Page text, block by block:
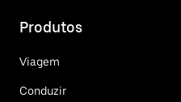
Produtos
Viagem
Conduzir